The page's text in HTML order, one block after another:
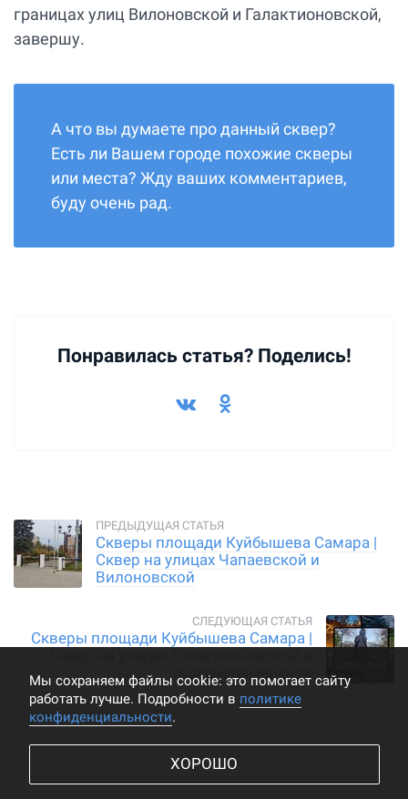
границах улиц Вилоновской и Галактионовской,
завершу.
А что вы думаете про данный сквер?
Есть ли Вашем городе похожие скверы
или места? Жду ваших комментариев,
буду очень рад.
Понравилась статья? Поделись!
Скверы площади Куйбышева Самара |
Сквер на улицах Чапаевской и
Вилоновской
Скверы площади Куйбышева Самара |
Красноармейской
Мы cохраняем файлы cookie: это помогает сайту
работать лучше. Подробности в политике
конфиденциальности.
ХОРОШО